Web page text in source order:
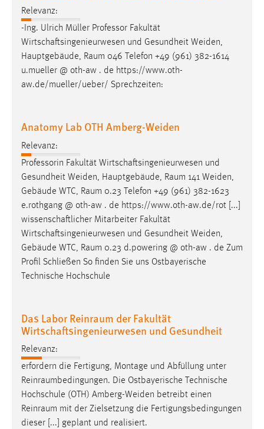
Relevanz:
-Ing. Ulrich Müller Professor Fakultät
Wirtschaftsingenieurwesen und Gesundheit Weiden,
Hauptgebäude, Raum 046 Telefon +49 (961) 382-1614
u.mueller @ oth-aw . de https://www.oth-
aw.de/mueller/ueber/ Sprechzeiten:
Anatomy Lab OTH Amberg-Weiden
Relevanz:
Professorin Fakultät Wirtschaftsingenieurwesen und
Gesundheit Weiden, Hauptgebäude, Raum 141 Weiden,
Gebäude WTC, Raum 0.23 Telefon +49 (961) 382-1623
e.rothgang @ oth-aw . de https://www.oth-aw.de/rot [...]
wissenschaftlicher Mitarbeiter Fakultät
Wirtschaftsingenieurwesen und Gesundheit Weiden,
Gebäude WTC, Raum 0.23 d.powering @ oth-aw . de Zum
Profil Schließen So finden Sie uns Ostbayerische
Technische Hochschule
Das Labor Reinraum der Fakultät
Wirtschaftsingenieurwesen und Gesundheit
Relevanz:
erfordern die Fertigung, Montage und Abfüllung unter
Reinraumbedingungen. Die Ostbayerische Technische
Hochschule (OTH) Amberg-Weiden betreibt einen
Reinraum mit der Zielsetzung die Fertigungsbedingungen
dieser [...] geplant und realisiert.